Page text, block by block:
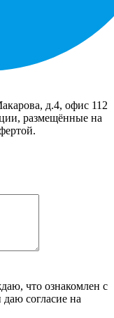
д.4, офис 112
размещённые на
что ознакомлен с
даю согласие на